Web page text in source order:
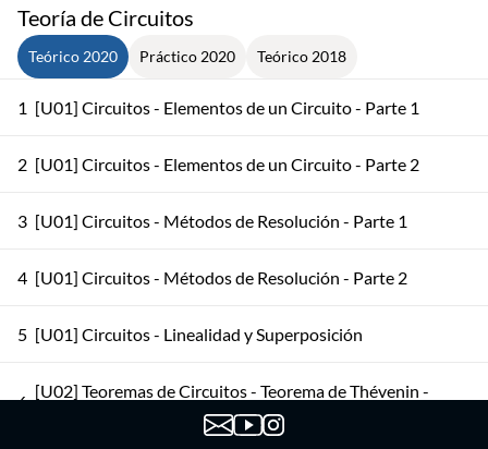
Teoría de Circuitos
Teórico 2020 Práctico 2020 Teórico 2018
1 [U01] Circuitos - Elementos de un Circuito - Parte 1
2 [U01] Circuitos - Elementos de un Circuito - Parte 2
3 [U01] Circuitos - Métodos de Resolución - Parte 1
4 [U01] Circuitos - Métodos de Resolución - Parte 2
5 [U01] Circuitos - Linealidad y Superposición
6 [U02] Teoremas de Circuitos - Teorema de Thévenin -